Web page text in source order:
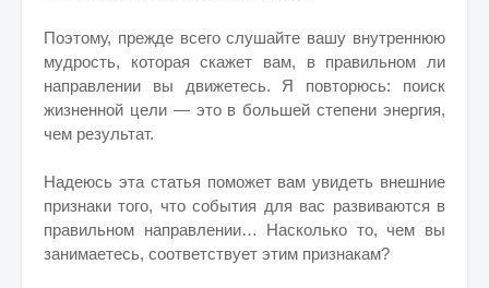
Поэтому, прежде всего слушайте вашу внутреннюю
мудрость, которая скажет вам, в правильном ли
направлении вы движетесь. Я повторюсь: поиск
жизненной цели — это в большей степени энергия,
чем результат.
Надеюсь эта статья поможет вам увидеть внешние
признаки того, что события для вас развиваются в
правильном направлении… Насколько то, чем вы
занимаетесь, соответствует этим признакам?